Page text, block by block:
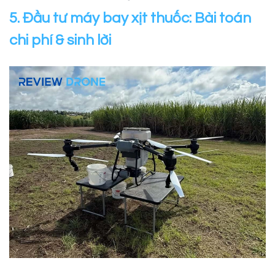
5. Đầu tư máy bay xịt thuốc: Bài toán
chi phí & sinh lời